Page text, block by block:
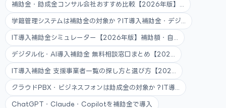
補助金・助成金コンサル会社おすすめ比較【2026年版】...
学籍管理システムは補助金の対象か？IT導入補助金・デジ...
IT導入補助金シミュレーター【2026年版】補助額・自...
デジタル化・AI導入補助金 無料相談窓口まとめ【202...
IT導入補助金 支援事業者一覧の探し方と選び方【202...
クラウドPBX・ビジネスフォンは助成金の対象か？IT導...
ChatGPT・Claude・Copilotを補助金で導入